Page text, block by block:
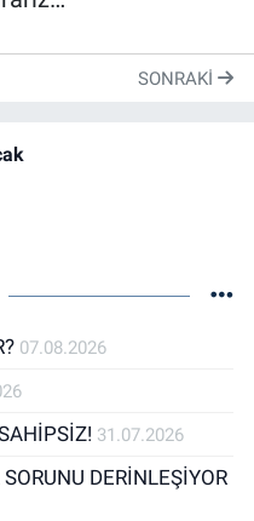
SONRAKI
07.08.2026
31.07.2026
DERİNLEŞİYOR